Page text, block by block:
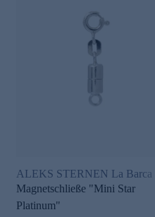
ALEKS STERNEN La Barca
Magnetschließe "Mini Star
Platinum"